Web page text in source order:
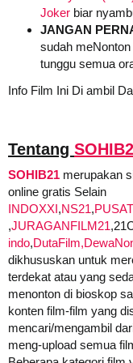
Joker biar
JANGAN
sudah
tunggu semua
Info Film Ini Di ambil
Tentang
SOHIB21 merupakan
online gratis Selain
INDOXXI,NS21,
,JURAGANFILM21
indo,DutaFilm,
dikhususkan untuk
terdekat atau yang
menonton di bioskop
konten film-film yang
mencari/mengambil
meng-upload semua